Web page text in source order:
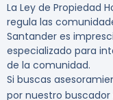
La Ley de Propiedad
regula las
Santander es
especializado para
de la comunidad.
Si buscas
por nuestro buscador